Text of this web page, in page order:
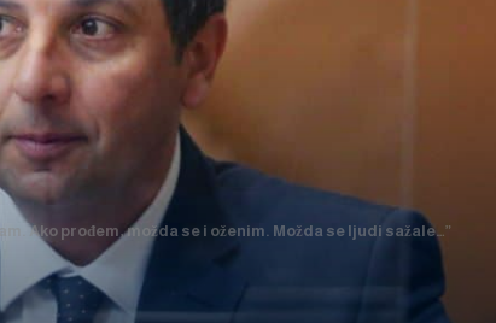
Ako prođem, možda se i oženim. Možda se ljudi sažale…”